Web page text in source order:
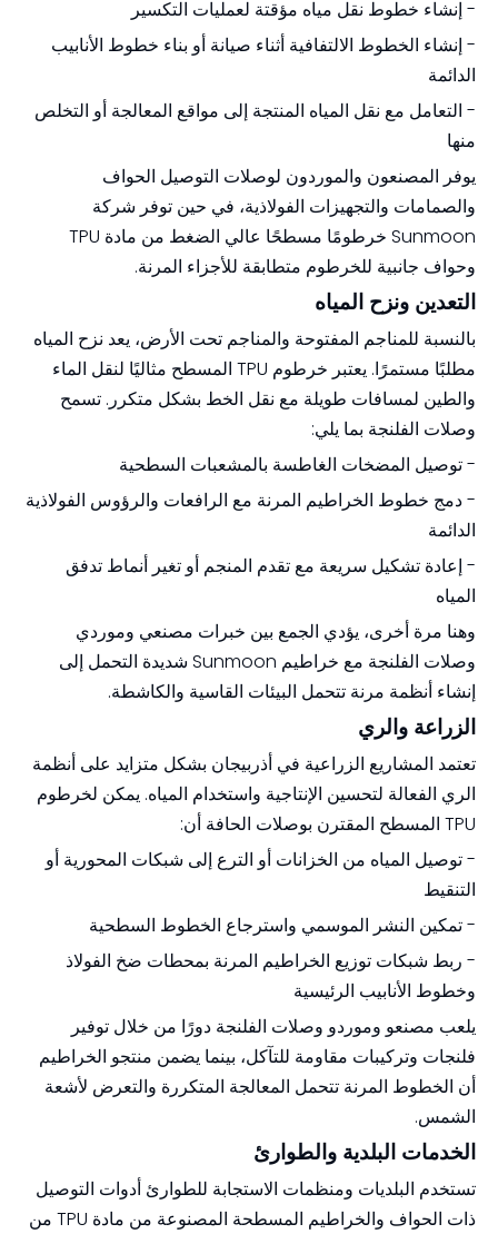
- إنشاء خطوط نقل مياه مؤقتة لعمليات التكسير
- إنشاء الخطوط الالتفافية أثناء صيانة أو بناء خطوط الأنابيب
الدائمة
- التعامل مع نقل المياه المنتجة إلى مواقع المعالجة أو التخلص
منها
يوفر المصنعون والموردون لوصلات التوصيل الحواف
والصمامات والتجهيزات الفولاذية، في حين توفر شركة
Sunmoon خرطومًا مسطحًا عالي الضغط من مادة TPU
وحواف جانبية للخرطوم متطابقة للأجزاء المرنة.
التعدين ونزح المياه
بالنسبة للمناجم المفتوحة والمناجم تحت الأرض، يعد نزح المياه
مطلبًا مستمرًا. يعتبر خرطوم TPU المسطح مثاليًا لنقل الماء
والطين لمسافات طويلة مع نقل الخط بشكل متكرر. تسمح
وصلات الفلنجة بما يلي:
- توصيل المضخات الغاطسة بالمشعبات السطحية
- دمج خطوط الخراطيم المرنة مع الرافعات والرؤوس الفولاذية
الدائمة
- إعادة تشكيل سريعة مع تقدم المنجم أو تغير أنماط تدفق
المياه
وهنا مرة أخرى، يؤدي الجمع بين خبرات مصنعي وموردي
وصلات الفلنجة مع خراطيم Sunmoon شديدة التحمل إلى
إنشاء أنظمة مرنة تتحمل البيئات القاسية والكاشطة.
الزراعة والري
تعتمد المشاريع الزراعية في أذربيجان بشكل متزايد على أنظمة
الري الفعالة لتحسين الإنتاجية واستخدام المياه. يمكن لخرطوم
TPU المسطح المقترن بوصلات الحافة أن:
- توصيل المياه من الخزانات أو الترع إلى شبكات المحورية أو
التنقيط
- تمكين النشر الموسمي واسترجاع الخطوط السطحية
- ربط شبكات توزيع الخراطيم المرنة بمحطات ضخ الفولاذ
وخطوط الأنابيب الرئيسية
يلعب مصنعو وموردو وصلات الفلنجة دورًا من خلال توفير
فلنجات وتركيبات مقاومة للتآكل، بينما يضمن منتجو الخراطيم
أن الخطوط المرنة تتحمل المعالجة المتكررة والتعرض لأشعة
الشمس.
الخدمات البلدية والطوارئ
تستخدم البلديات ومنظمات الاستجابة للطوارئ أدوات التوصيل
ذات الحواف والخراطيم المسطحة المصنوعة من مادة TPU من